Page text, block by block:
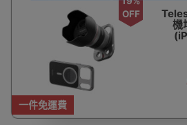
一件免運費
OFF
機